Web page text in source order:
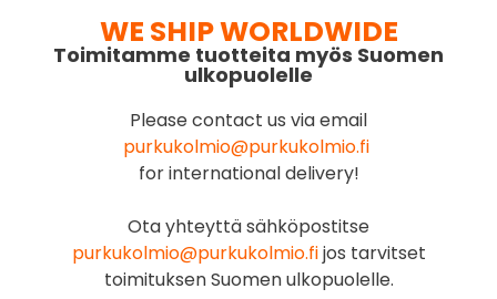
WE SHIP WORLDWIDE
Toimitamme tuotteita myös Suomen
ulkopuolelle
Please contact us via email
purkukolmio@purkukolmio.fi
for international delivery!
Ota yhteyttä sähköpostitse
purkukolmio@purkukolmio.fijos tarvitset
toimituksen Suomen ulkopuolelle.